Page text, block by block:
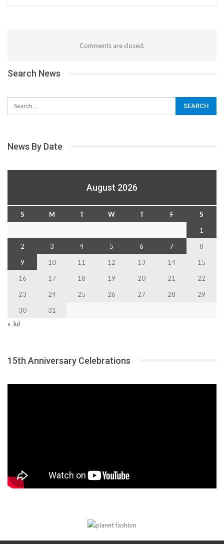
Comments are closed.
Search News
News By Date
August 2026
S M T W T F
S
1
2
3 4 5 6 7
8
9
10 11 12 13 14
15
16
17 18 19 20 21
22
23
24 25 26 27 28
29
30
31
« Jul
15th Anniversary Celebrations